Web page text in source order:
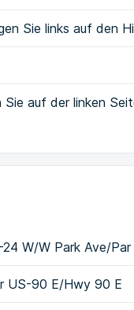
Sie links auf den
auf der linken
W/W Park Ave/Par
US-90 E/Hwy 90 E